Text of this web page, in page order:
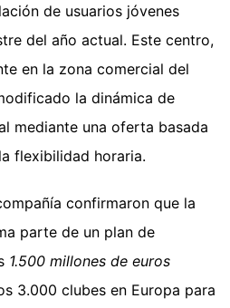
de usuarios jóvenes
del año actual. Este centro,
en la zona comercial del
la dinámica de
mediante una oferta basada
flexibilidad horaria.
confirmaron que la
parte de un plan de
1.500 millones de euros
3.000 clubes en Europa para